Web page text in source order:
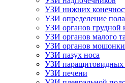
УЗИ нижних
УЗИ определение
УЗИ органов грудной
УЗИ органов малого
УЗИ органов мошонки
УЗИ пазух носа
УЗИ паращитовидных
УЗИ печени